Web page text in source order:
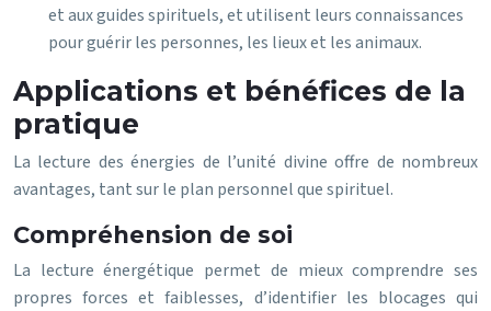
et aux guides spirituels, et utilisent leurs connaissances
pour guérir les personnes, les lieux et les animaux.
Applications et bénéfices de la
pratique
La lecture des énergies de l’unité divine offre de nombreux
avantages, tant sur le plan personnel que spirituel.
Compréhension de soi
La lecture énergétique permet de mieux comprendre ses
propres forces et faiblesses, d’identifier les blocages qui